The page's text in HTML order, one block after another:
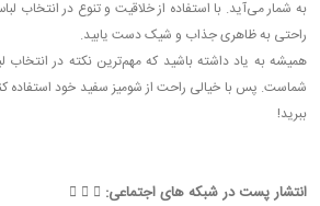
به شمار می‌آید. با استفاده از خلاقیت و تنوع در انتخاب
راحتی به ظاهری جذاب و شیک دست یابید.
همیشه به یاد داشته باشید که مهم‌ترین نکته در انتخاب
شماست. پس با خیالی راحت از شومیز سفید خود استفاده
ببرید!
انتشار پست در شبکه های اجتماعی: